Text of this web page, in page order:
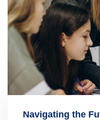
Navigating the